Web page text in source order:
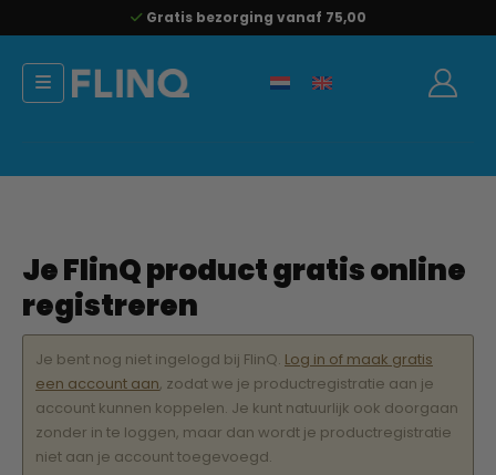
Gratis bezorging vanaf 75,00
Je FlinQ product gratis online
registreren
Je bent nog niet ingelogd bij FlinQ. Log in of maak gratis
een account aan, zodat we je productregistratie aan je
account kunnen koppelen. Je kunt natuurlijk ook doorgaan
zonder in te loggen, maar dan wordt je productregistratie
niet aan je account toegevoegd.